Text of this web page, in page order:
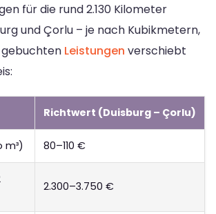
für die rund 2.130 Kilometer
und Çorlu – je nach Kubikmetern,
Leistungen verschiebt
Richtwert (Duisburg – Çorlu)
m³) 80–110 €
2.300–3.750 €